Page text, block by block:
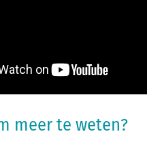
meer te weten?